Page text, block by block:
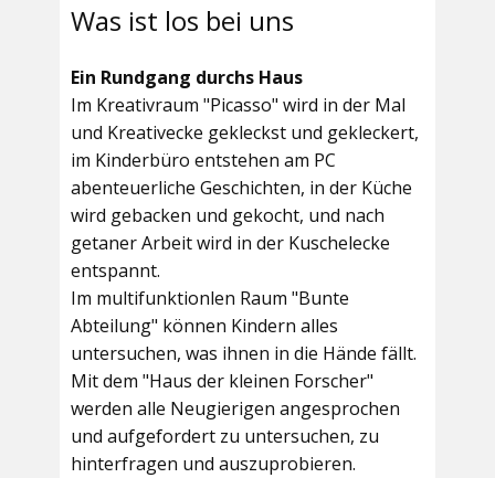
Was ist los bei uns
Ein Rundgang durchs Haus
Im Kreativraum "Picasso" wird in der Mal
und Kreativecke gekleckst und gekleckert,
im Kinderbüro entstehen am PC
abenteuerliche Geschichten, in der Küche
wird gebacken und gekocht, und nach
getaner Arbeit wird in der Kuschelecke
entspannt.
Im multifunktionlen Raum "Bunte
Abteilung" können Kindern alles
untersuchen, was ihnen in die Hände fällt.
Mit dem "Haus der kleinen Forscher"
werden alle Neugierigen angesprochen
und aufgefordert zu untersuchen, zu
hinterfragen und auszuprobieren.